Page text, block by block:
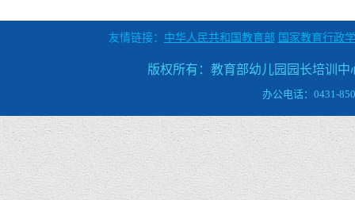
友情链接： 中华人民共和国教育部 国家教育行政
版权所有：教育部幼儿园园长培训中
办公电话：0431-